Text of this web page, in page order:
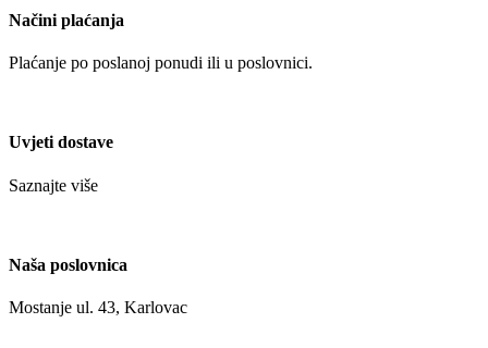
Načini plaćanja
Plaćanje po poslanoj ponudi ili u poslovnici.
Uvjeti dostave
Saznajte više
Naša poslovnica
Mostanje ul. 43, Karlovac